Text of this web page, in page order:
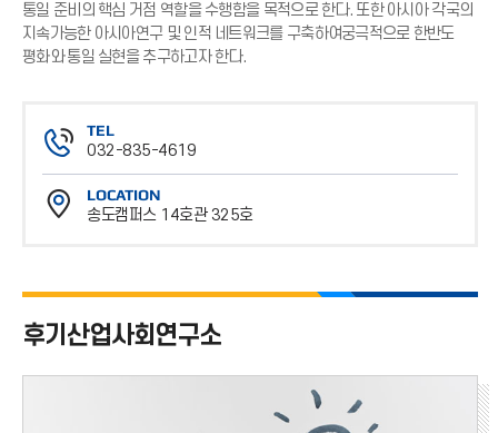
통일 준비의 핵심 거점 역할을 수행함을 목적으로 한다. 또한 아시아 각국의
지속가능한 아시아연구 및 인적 네트워크를 구축하여궁극적으로 한반도
평화와 통일 실현을 추구하고자 한다.
TEL
032-835-4619
전
화
번
LOCATION
송도캠퍼스 14호관 325호
후기산업사회연구소